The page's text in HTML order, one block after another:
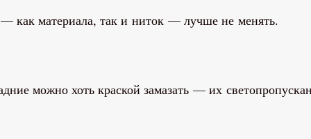
как материала, так и ниток — лучше не менять.
можно хоть краской замазать — их